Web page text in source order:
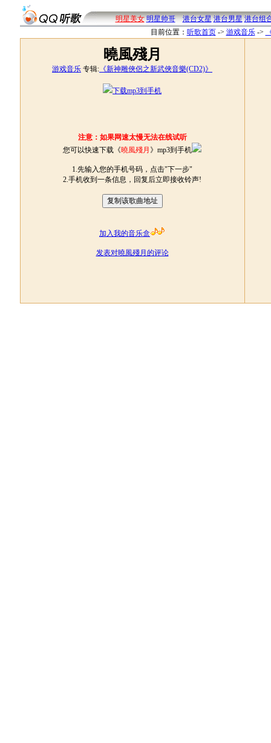
明星美女 明星帅哥 港台女星 港台男星 港台组
目前位置： 听歌首页 -> 游戏音乐 ->
曉風殘月
游戏音乐 专辑: 《新神雕俠侶之新武俠音樂(CD2)》
下载mp3到手机
注意：如果网速太慢无法在线试听
您可以快速下载《曉風殘月 》mp3到手机
1.先输入您的手机号码，点击"下一步"
2.手机收到一条信息，回复后立即接收铃声!
加入我的音乐盒
发表对曉風殘月的评论